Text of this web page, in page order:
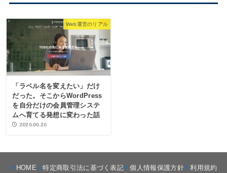
Web運営のリアル
「ラベル名を変えたい」だけ
だった。そこからWordPress
を自分だけの会員管理システ
ムへ育てる発想に変わった話
2026.06.26
HOME 特定商取引法に基づく表記 個人情報保護方針 利用規約